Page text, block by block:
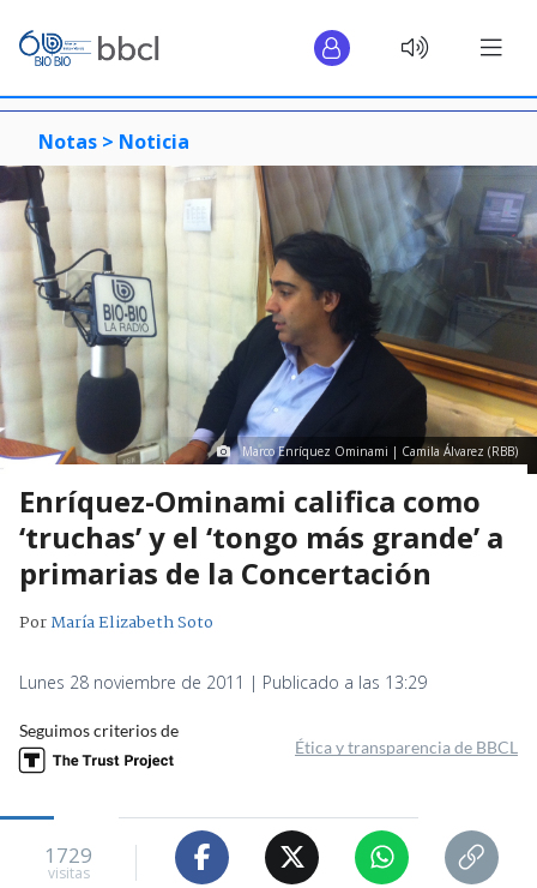
Notas > Noticia
Marco Enríquez Ominami | Camila Álvarez (RBB)
Enríquez-Ominami califica como
‘truchas’ y el ‘tongo más grande’ a
primarias de la Concertación
PorMaría Elizabeth Soto
Lunes 28 noviembre de 2011 | Publicado a las 13:29
Seguimos criterios de
Ética y transparencia de BBCL
1729
visitas